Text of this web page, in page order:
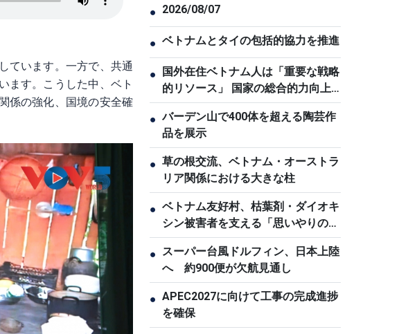
ています。一方で、共通
ます。こうした中、ベト
係の強化、国境の安全確
● 2026/08/07
● ベトナムとタイの包括的協力を推進
●
国外在住ベトナム人は「重要な戦略
的リソース」 国家の総合的力向上
に貢献
● バーデン山で400体を超える陶芸作
品を展示
● 草の根交流、ベトナム・オーストラ
リア関係における大きな柱
● ベトナム友好村、枯葉剤・ダイオキ
シン被害者を支える「思いやりの
家」
● スーパー台風ドルフィン、日本上陸
へ 約900便が欠航見通し
● APEC2027に向けて工事の完成進捗
を確保